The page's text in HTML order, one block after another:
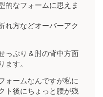
的なフォームに思えま
れ方などオーバーアク
っぷり＆肘の背中方面
ます。
ォームなんですが私に
ト後にちょっと腰が残